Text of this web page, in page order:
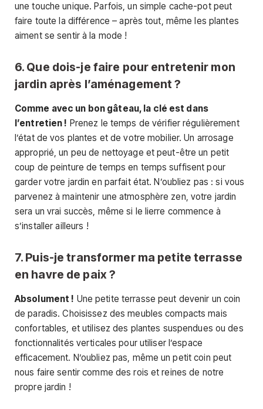
une touche unique. Parfois, un simple cache-pot peut
faire toute la différence – après tout, même les plantes
aiment se sentir à la mode !
6. Que dois-je faire pour entretenir mon
jardin après l’aménagement ?
Comme avec un bon gâteau, la clé est dans
l’entretien ! Prenez le temps de vérifier régulièrement
l’état de vos plantes et de votre mobilier. Un arrosage
approprié, un peu de nettoyage et peut-être un petit
coup de peinture de temps en temps suffisent pour
garder votre jardin en parfait état. N’oubliez pas : si vous
parvenez à maintenir une atmosphère zen, votre jardin
sera un vrai succès, même si le lierre commence à
s’installer ailleurs !
7. Puis-je transformer ma petite terrasse
en havre de paix ?
Absolument ! Une petite terrasse peut devenir un coin
de paradis. Choisissez des meubles compacts mais
confortables, et utilisez des plantes suspendues ou des
fonctionnalités verticales pour utiliser l’espace
efficacement. N’oubliez pas, même un petit coin peut
nous faire sentir comme des rois et reines de notre
propre jardin !